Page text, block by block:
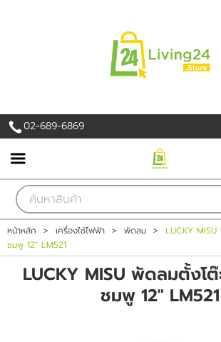
สมัครสมาชิก
สินค้าที่สนใจ( 0 )
PROMOTION
สินค้า
แบรนด์
02-689-6869
หน้าหลัก > เครื่องใช้ไฟฟ้า > พัดลม >
LUCKY
ชมพู 12" LM521
LUCKY MISU พัดลมตั้งโ
ชมพู 12" LM521